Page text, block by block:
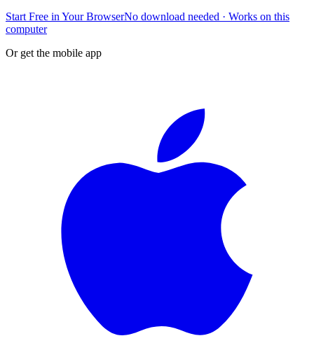
Start Free in Your BrowserNo download needed · Works on this
computer
Or get the mobile app